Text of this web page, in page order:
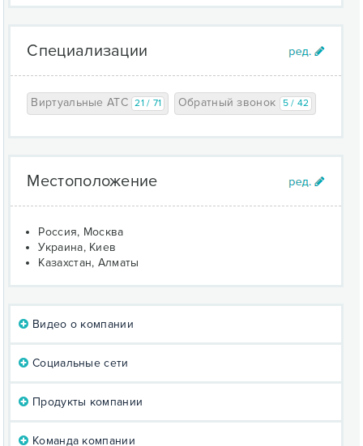
Специализации
Виртуальные АТС 21 / 71 Обратный звонок 5 / 42
Местоположение
Россия, Москва
Украина, Киев
Казахстан, Алматы
Видео о компании
Социальные сети
Продукты компании
Команда компании